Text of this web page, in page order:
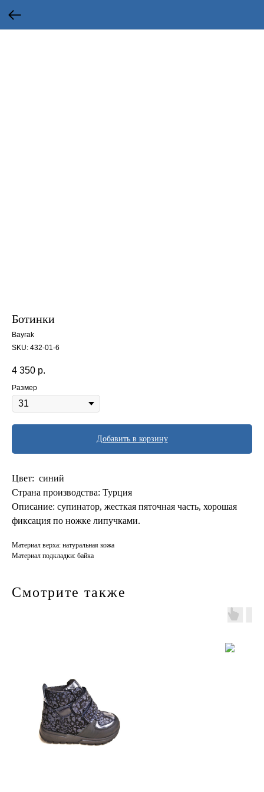
Ботинки
Bayrak
SKU: 432-01-6
4 350 р.
Размер
Добавить в корзину
Цвет: синий
Страна производства: Турция
Описание: супинатор, жесткая пяточная часть, хорошая
фиксация по ножке липучками.
Материал верха: натуральная кожа
Материал подкладки: байка
Смотрите также